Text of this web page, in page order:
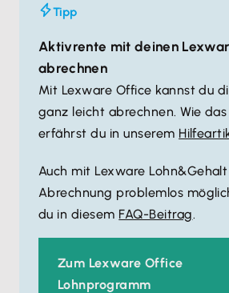
Tipp
Aktivrente mit deinen
abrechnen
Mit Lexware Office kannst du
ganz leicht abrechnen. Wie
erfährst du in unserem
Auch mit Lexware
Abrechnung problemlos
du in diesem FAQ-Beitrag.
Zum Lexware Office
Lohnprogramm